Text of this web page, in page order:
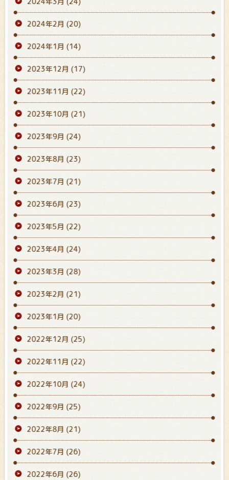
2024年2月 (20)
2024年1月 (14)
2023年12月 (17)
2023年11月 (22)
2023年10月 (21)
2023年9月 (24)
2023年8月 (23)
2023年7月 (21)
2023年6月 (23)
2023年5月 (22)
2023年4月 (24)
2023年3月 (28)
2023年2月 (21)
2023年1月 (20)
2022年12月 (25)
2022年11月 (22)
2022年10月 (24)
2022年9月 (25)
2022年8月 (21)
2022年7月 (26)
2022年6月 (26)